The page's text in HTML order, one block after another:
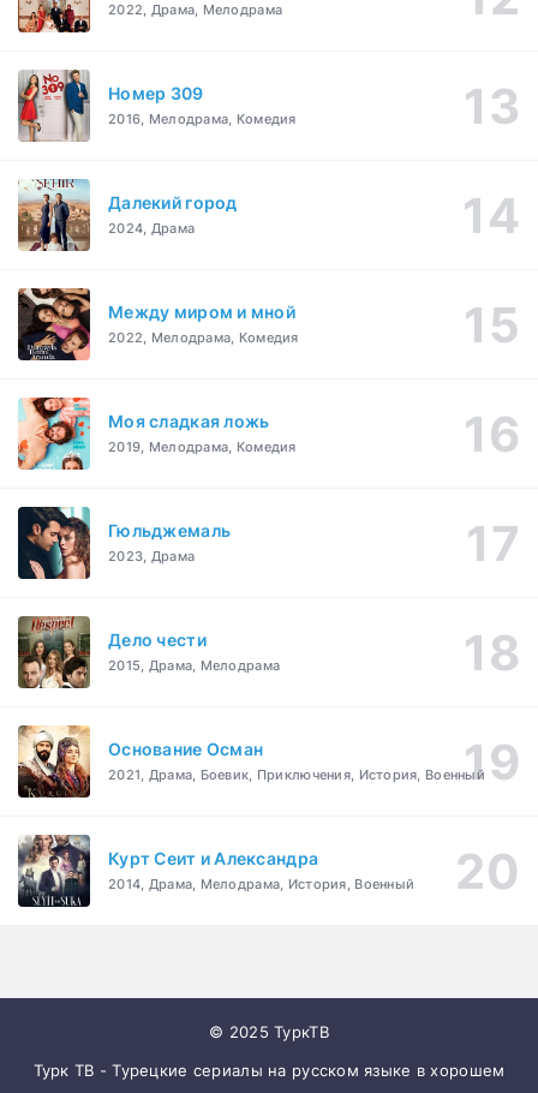
2022, Драма, Мелодрама
Номер 309
2016, Мелодрама, Комедия
Далекий город
2024, Драма
Между миром и мной
2022, Мелодрама, Комедия
Моя сладкая ложь
2019, Мелодрама, Комедия
Гюльджемаль
2023, Драма
Дело чести
2015, Драма, Мелодрама
Основание Осман
2021, Драма, Боевик, Приключения, История, Военный
Курт Сеит и Александра
2014, Драма, Мелодрама, История, Военный
© 2025 ТуркТВ
Турк ТВ - Турецкие сериалы на русском языке в хорошем